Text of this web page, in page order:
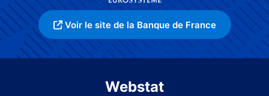
Voir le site de la Banque de France
Webstat